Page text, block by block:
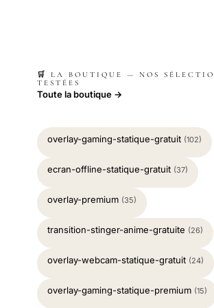
🛒 LA BOUTIQUE — NOS
TESTÉES
Toute la boutique →
overlay-gaming-statique-gratuit (102)
ecran-offline-statique-gratuit (37)
overlay-premium (35)
transition-stinger-anime-gratuite (26)
overlay-webcam-statique-gratuit (24)
overlay-gaming-statique-premium (15)